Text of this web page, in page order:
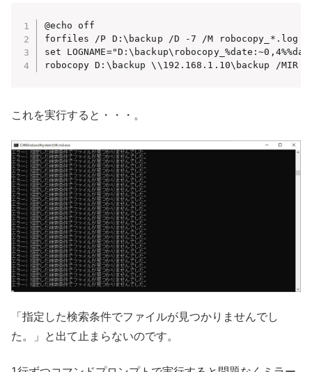
@echo off
forfiles /P D:\backup /D -7 /M robocopy_*.log
set
robocopy D:\backup \\192.168.1.10\backup /MIR /R:0
これを実行すると・・・。
「指定した検索条件でファイルが見つかりませんでし
た。」と出て止まらないのです。